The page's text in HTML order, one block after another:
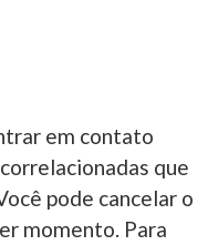
em contato
que
pode cancelar o
momento. Para